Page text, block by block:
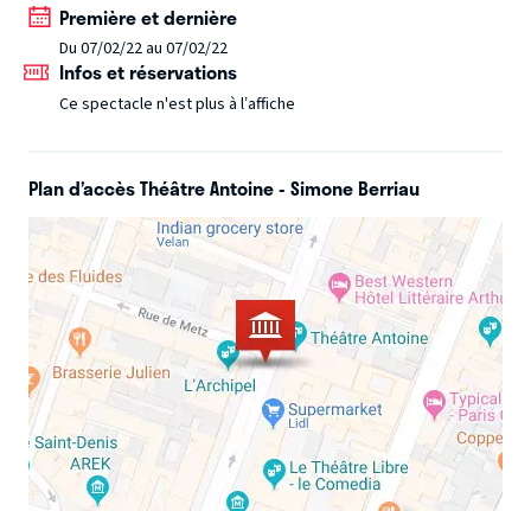
des grottes désertées par les sirènes nervaliennes, on m’a
convié dans un sous-marin silencieux et dans des engins
pressés de prendre le large, j’ai grimpé aux balcons, j’ai
dansé (mal) au salon, j’ai rampé quelque fois dans des
blanches, j’ai même sauté par la fenêtre un soir. Tout cela
Première et dernière
Du 07/02/22 au 07/02/22
Infos et réservations
Ce spectacle n'est plus à l’affiche
Plan d’accès Théâtre Antoine - Simone Berriau